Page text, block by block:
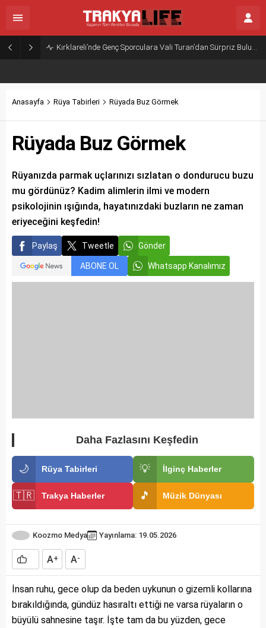
Kırklareli’nde Genç Sporculara Vali Turan’dan Sürpriz Buluşma
Anasayfa Rüya Tabirleri Rüyada Buz Görmek
Rüyada Buz Görmek
Rüyanızda parmak uçlarınızı sızlatan o dondurucu buzu
mu gördünüz? Kadim alimlerin ilmi ve modern
psikolojinin ışığında, hayatınızdaki buzların ne zaman
eriyeceğini keşfedin!
Paylaş Tweetle Gönder
ABONE OL Whatsapp Kanalımız
Daha Fazlasını Keşfedin
🌙 Rüya Tabirleri 💡 İlginç Haberler
🇹🇷 Trakya Haberler 🎵 Müzik Dünyası
Koozmo Medya Yayınlama: 19.05.2026
A+ A-
İnsan ruhu, gece olup da beden uykunun o gizemli kollarına
bırakıldığında, gündüz hasıraltı ettiği ne varsa rüyaların o
büyülü sahnesine taşır. İşte tam da bu yüzden, gece